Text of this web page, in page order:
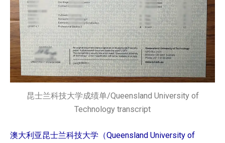
昆士兰科技大学成绩单/Queensland University of
Technology transcript
澳大利亚昆士兰科技大学（Queensland University of